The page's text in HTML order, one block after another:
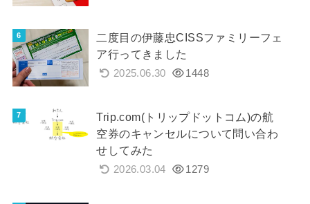
二度目の伊藤忠CISSファミリーフェ
ア行ってきました
2025.06.30 1448
Trip.com(トリップドットコム)の航
空券のキャンセルについて問い合わ
せしてみた
2026.03.04 1279